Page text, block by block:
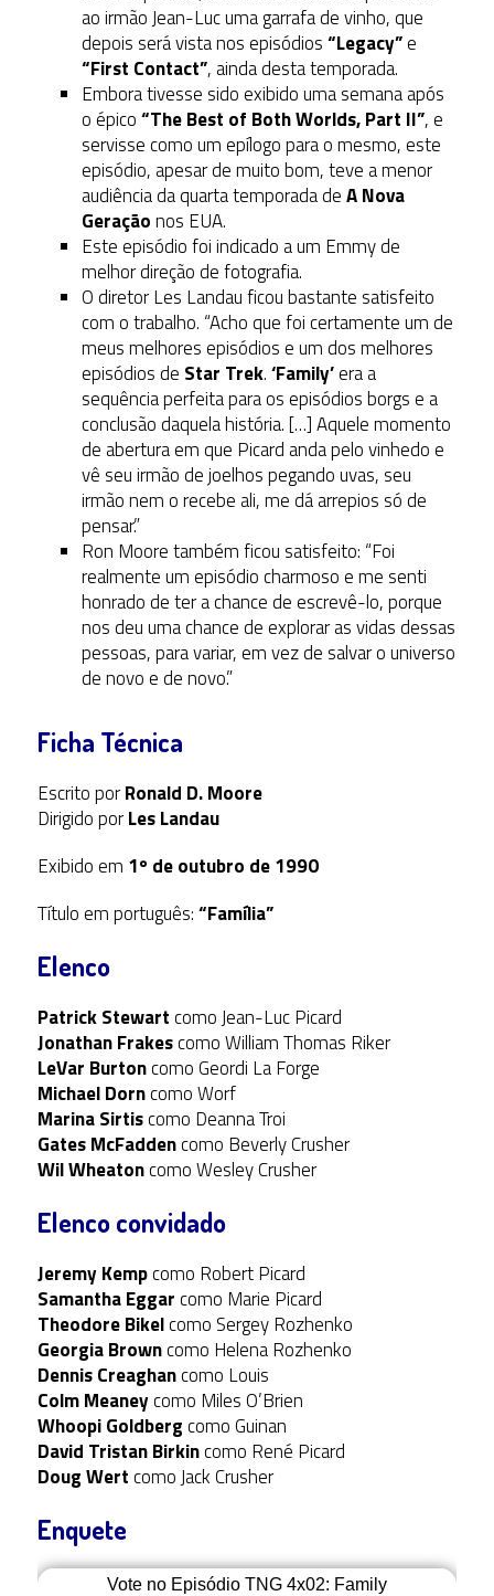
ao irmão Jean-Luc uma garrafa de vinho, que
depois será vista nos episódios“Legacy”e
“First Contact”, ainda desta temporada.
Embora tivesse sido exibido uma semana após
o épico“The Best of Both Worlds, Part II”, e
servisse como um epílogo para o mesmo, este
episódio, apesar de muito bom, teve a menor
audiência da quarta temporada deA Nova
Geraçãonos EUA.
Este episódio foi indicado a um Emmy de
melhor direção de fotografia.
O diretor Les Landau ficou bastante satisfeito
com o trabalho. “Acho que foi certamente um de
meus melhores episódios e um dos melhores
episódios de Star Trek.‘Family’era a
sequência perfeita para os episódios borgs e a
conclusão daquela história. […] Aquele momento
de abertura em que Picard anda pelo vinhedo e
vê seu irmão de joelhos pegando uvas, seu
irmão nem o recebe ali, me dá arrepios só de
pensar.”
Ron Moore também ficou satisfeito: “Foi
realmente um episódio charmoso e me senti
honrado de ter a chance de escrevê-lo, porque
nos deu uma chance de explorar as vidas dessas
pessoas, para variar, em vez de salvar o universo
de novo e de novo.”
Ficha Técnica
Escrito porRonald D. Moore
Dirigido porLes Landau
Exibido em 1º de outubro de 1990
Título em português:“Família”
Elenco
Patrick Stewartcomo Jean-Luc Picard
Jonathan Frakescomo William Thomas Riker
LeVar Burtoncomo Geordi La Forge
Michael Dorncomo Worf
Marina Sirtiscomo Deanna Troi
Gates McFaddencomo Beverly Crusher
Wil Wheatoncomo Wesley Crusher
Elenco convidado
Jeremy Kempcomo Robert Picard
Samantha Eggarcomo Marie Picard
Theodore Bikelcomo Sergey Rozhenko
Georgia Browncomo Helena Rozhenko
Dennis Creaghancomo Louis
Colm Meaneycomo Miles O’Brien
Whoopi Goldbergcomo Guinan
David Tristan Birkincomo René Picard
Doug Wertcomo Jack Crusher
Enquete
Vote no Episódio TNG 4x02: Family